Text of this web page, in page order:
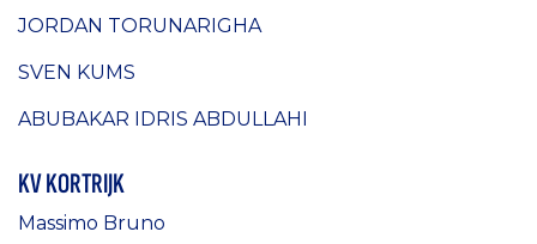
JORDAN TORUNARIGHA
SVEN KUMS
ABUBAKAR IDRIS ABDULLAHI
KV KORTRIJK
Massimo Bruno